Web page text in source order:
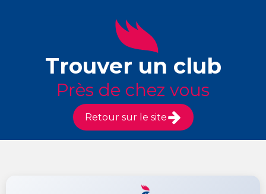
Trouver un club
Près de chez vous
Retour sur le site